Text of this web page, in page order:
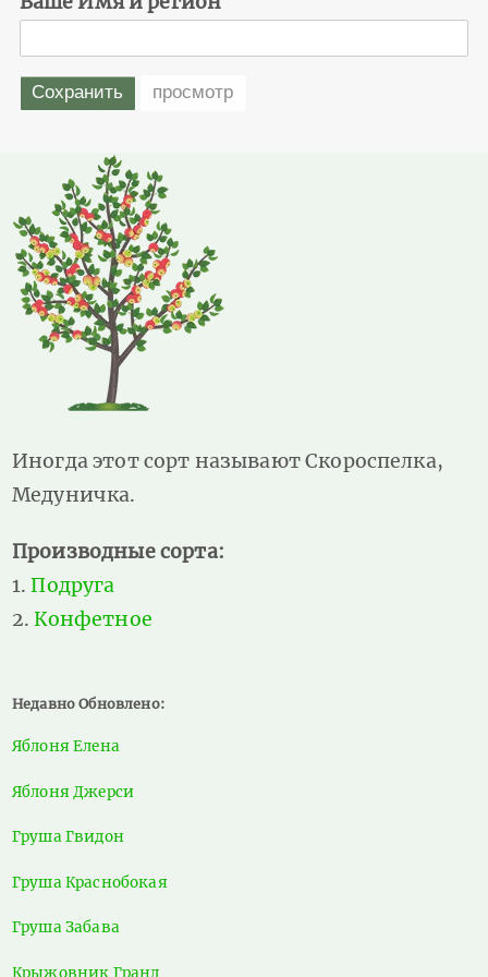
Иногда этот сорт называют Скороспелка,
Медуничка.
Производные сорта:
Подруга
Конфетное
Недавно Обновлено:
Яблоня Елена
Яблоня Джерси
Груша Гвидон
Груша Краснобокая
Груша Забава
Крыжовник Гранд